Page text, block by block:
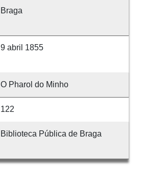
Braga
9 abril 1855
O Pharol do Minho
122
Biblioteca Pública de Braga